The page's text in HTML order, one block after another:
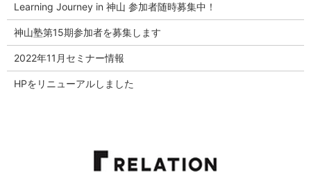
Learning Journey in 神山 参加者随時募集中！
神山塾第15期参加者を募集します
2022年11月セミナー情報
HPをリニューアルしました